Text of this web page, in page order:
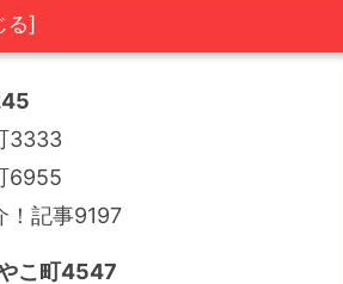
3333
6955
！記事9197
こ町4547